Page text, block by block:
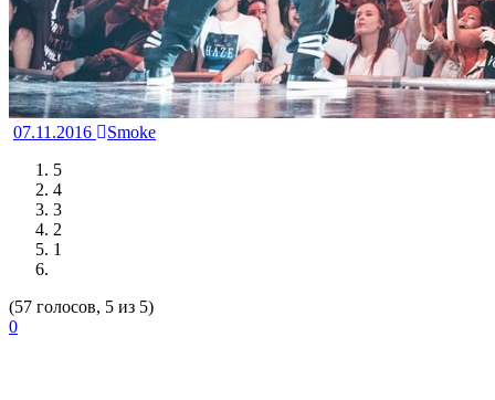
07.11.2016
Smoke
5
4
3
2
1
(57 голосов, 5 из 5)
0